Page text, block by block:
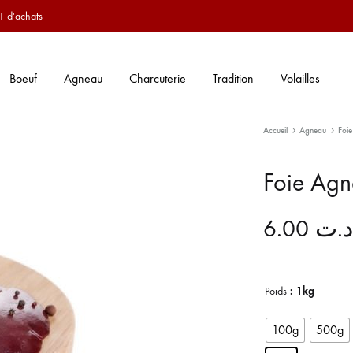
d'achats
Boeuf Agneau Charcuterie Tradition Volailles
Accueil Agneau
Foie
د.ت
Poids : 1kg
100g
500g